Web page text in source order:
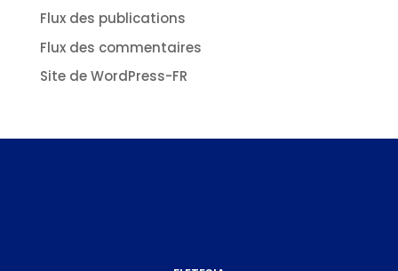
Flux des publications
Flux des commentaires
Site de WordPress-FR